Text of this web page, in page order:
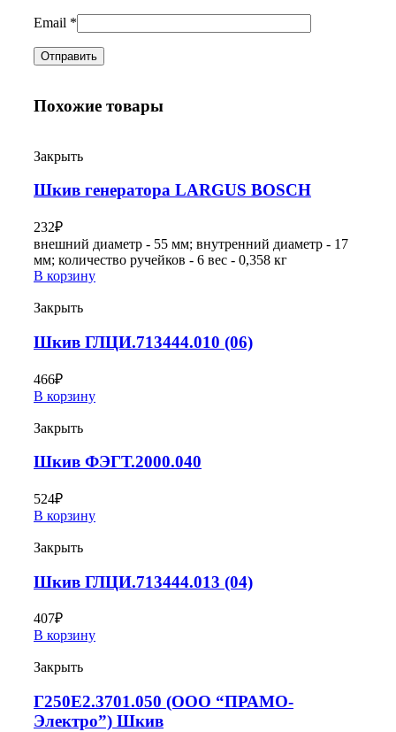
Email *
Похожие товары
Закрыть
Шкив генератора LARGUS BOSCH
232₽
внешний диаметр - 55 мм; внутренний диаметр - 17
мм; количество ручейков - 6 вес - 0,358 кг
В корзину
Закрыть
Шкив ГЛЦИ.713444.010 (06)
466₽
В корзину
Закрыть
Шкив ФЭГТ.2000.040
524₽
В корзину
Закрыть
Шкив ГЛЦИ.713444.013 (04)
407₽
В корзину
Закрыть
Г250Е2.3701.050 (ООО “ПРАМО-
Электро”) Шкив